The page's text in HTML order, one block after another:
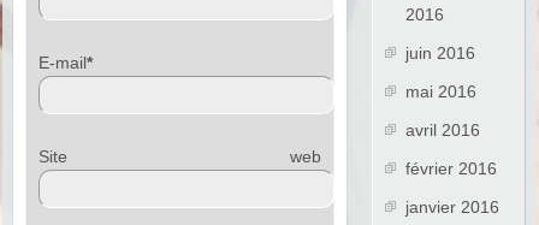
E-mail*
Site web
2016
juin 2016
mai 2016
avril 2016
février 2016
janvier 2016